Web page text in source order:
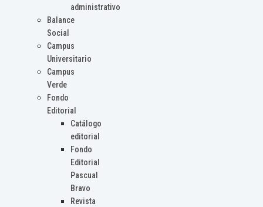
administrativo
Balance
Social
Campus
Universitario
Campus
Verde
Fondo
Editorial
Catálogo
editorial
Fondo
Editorial
Pascual
Bravo
Revista